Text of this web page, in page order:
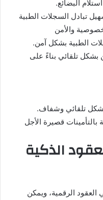
البضائع.
تبادل السجلات الطبية
والأمن
الطبية بشكل آمن.
بشكل تلقائي بناءً على
تلقائي وشفاف.
بالتأمينات قصيرة الأجل
الذكية
الرقمية، ويمكن